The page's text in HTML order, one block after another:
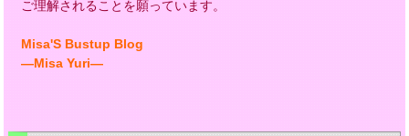
ご理解されることを願っています。
Misa'S Bustup Blog
―Misa Yuri―